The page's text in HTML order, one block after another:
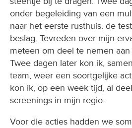
onder begeleiding van een
naar het eerste rusthuis: de
beslag. Tevreden over mijn
meteen om deel te nemen
Twee dagen later kon ik,
team, weer een soortgelijke
kon ik, op een week tijd, al
screenings in mijn regio.
Voor die acties hadden we